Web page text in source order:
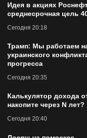
Идея в акциях
среднесрочная цель
Сегодня 20:18
Трамп: Мы работаем
украинского
прогресса
Сегодня 20:35
Калькулятор дохода
накопите через N лет?
Сегодня 20:40